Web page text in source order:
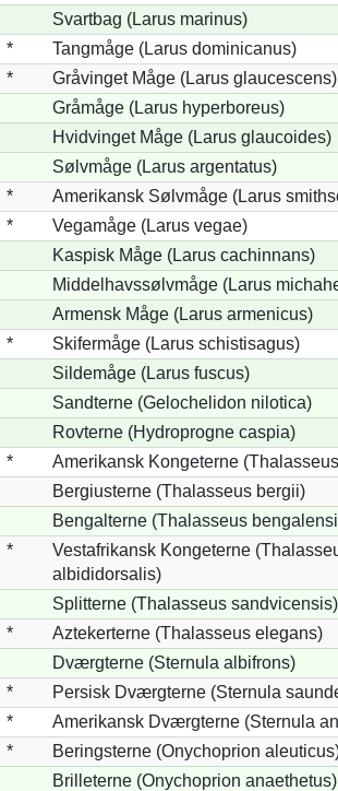
Svartbag (Larus marinus)
*
Tangmåge (Larus dominicanus)
*
Gråvinget Måge (Larus glaucescens)
Gråmåge (Larus hyperboreus)
Hvidvinget Måge (Larus glaucoides)
Sølvmåge (Larus argentatus)
*
Amerikansk Sølvmåge (Larus
*
Vegamåge (Larus vegae)
Kaspisk Måge (Larus cachinnans)
Middelhavssølvmåge (Larus
Armensk Måge (Larus armenicus)
*
Skifermåge (Larus schistisagus)
Sildemåge (Larus fuscus)
Sandterne (Gelochelidon nilotica)
Rovterne (Hydroprogne caspia)
*
Amerikansk Kongeterne
Bergiusterne (Thalasseus bergii)
Bengalterne (Thalasseus
*
Vestafrikansk Kongeterne
albididorsalis)
Splitterne (Thalasseus sandvicensis)
*
Aztekerterne (Thalasseus elegans)
Dværgterne (Sternula albifrons)
*
Persisk Dværgterne (Sternula
*
Amerikansk Dværgterne (Sternula
*
Beringsterne (Onychoprion
Brilleterne (Onychoprion anaethetus)